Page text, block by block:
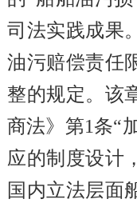
司法实践成果
油污赔偿责任
整的规定。该
商法》第1条“
应的制度设计
国内立法层面